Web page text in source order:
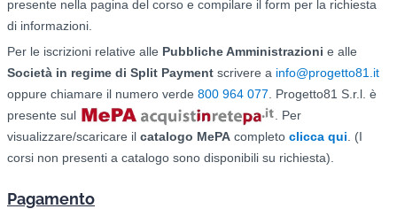
presente nella pagina del corso e compilare il form per la richiesta
di informazioni.
Per le iscrizioni relative alle Pubbliche Amministrazioni e alle
Società in regime di Split Payment scrivere a info@progetto81.it
oppure chiamare il numero verde 800 964 077 . Progetto81 S.r.l. è
presente sul
. Per
visualizzare/scaricare il catalogo MePA completo clicca qui . (I
corsi non presenti a catalogo sono disponibili su richiesta).
Pagamento